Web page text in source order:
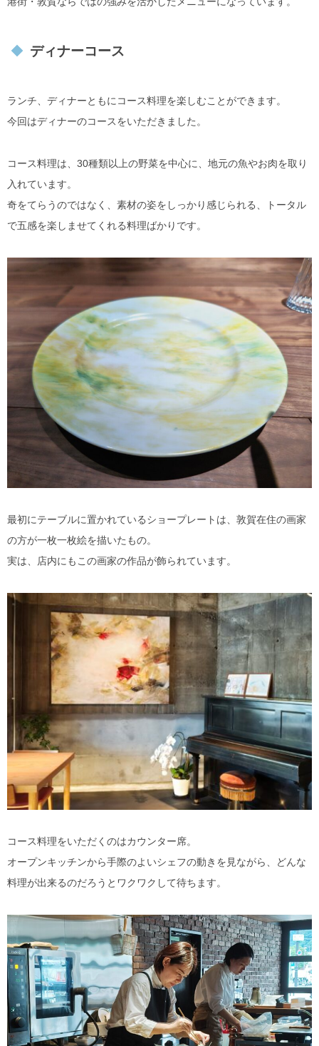
ディナーコース
ランチ、ディナーともにコース料理を楽しむことができます。
今回はディナーのコースをいただきました。
コース料理は、30種類以上の野菜を中心に、地元の魚やお肉を取り
入れています。
奇をてらうのではなく、素材の姿をしっかり感じられる、トータル
で五感を楽しませてくれる料理ばかりです。
最初にテーブルに置かれているショープレートは、敦賀在住の画家
の方が一枚一枚絵を描いたもの。
実は、店内にもこの画家の作品が飾られています。
コース料理をいただくのはカウンター席。
オープンキッチンから手際のよいシェフの動きを見ながら、どんな
料理が出来るのだろうとワクワクして待ちます。